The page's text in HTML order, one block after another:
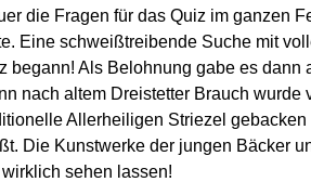
die Fragen für das Quiz im ganzen
Eine schweißtreibende Suche mit
begann! Als Belohnung gabe es dann
nach altem Dreistetter Brauch wurde
Allerheiligen Striezel gebacken
Die Kunstwerke der jungen Bäcker
sehen lassen!